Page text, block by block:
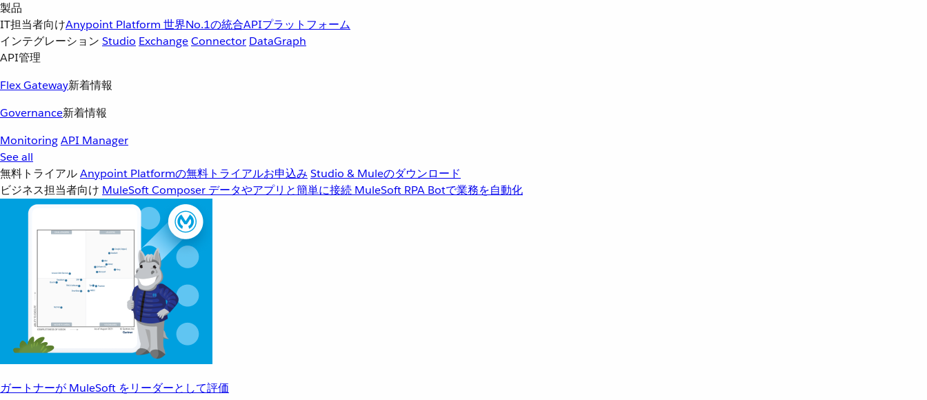
製品
IT担当者向けAnypoint Platform 世界No.1の統合APIプラットフォーム
インテグレーション Studio ExchangeConnector DataGraph
API管理
Flex Gateway新着情報
Governance新着情報
MonitoringAPI Manager
See all
無料トライアルAnypoint Platformの無料トライアルお申込み Studio & Muleのダウンロード
ビジネス担当者向け MuleSoft Composer データやアプリと簡単に接続 MuleSoft RPA Botで業務を自動化
ガートナーが MuleSoft をリーダーとして評価